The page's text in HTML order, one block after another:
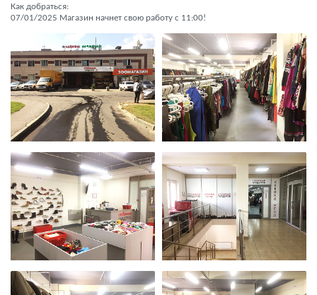
Как добраться:
07/01/2025 Магазин начнет свою работу с 11:00!